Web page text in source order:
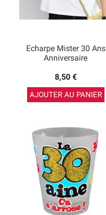
Echarpe Mister 30 Ans
Anniversaire
8,50 €
AJOUTER AU PANIER